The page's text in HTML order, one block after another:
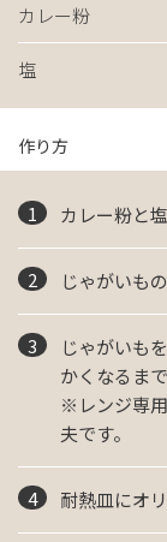
カレー粉
塩
作り方
カレー粉と
じゃがいも
じゃがいも
かくなるま
※レンジ専
夫です。
耐熱皿にオ